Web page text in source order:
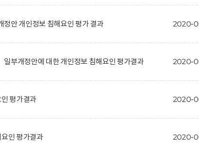
정안 개인정보 침해요인 평가 결과 2020-
일부개정안에 대한 개인정보 침해요인 평가결과 2020-
평가결과 2020-
인 평가결과 2020-